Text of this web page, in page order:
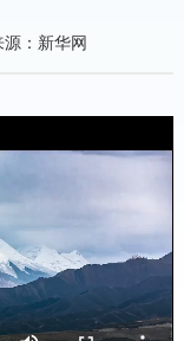
源：新华网